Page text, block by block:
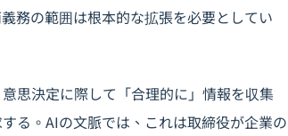
務の範囲は根本的な拡張を必要としてい
思決定に際して「合理的に」情報を収集
る。AIの文脈では、これは取締役が企業の